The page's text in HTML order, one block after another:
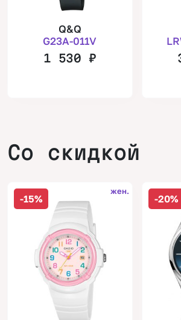
Q&Q
G23A-011V
1 530₽
Со скидкой
-15%
жен.
-20%